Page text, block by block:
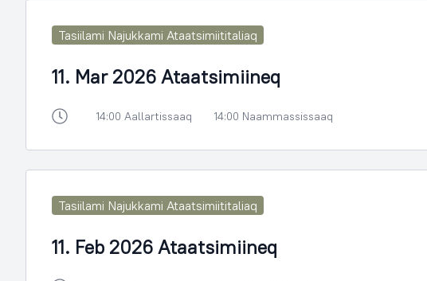
Tasiilami Najukkami Ataatsimiititaliaq
11. Mar 2026 Ataatsimiineq
14:00 Aallartissaaq 14:00 Naammassissaaq
Tasiilami Najukkami Ataatsimiititaliaq
11. Feb 2026 Ataatsimiineq